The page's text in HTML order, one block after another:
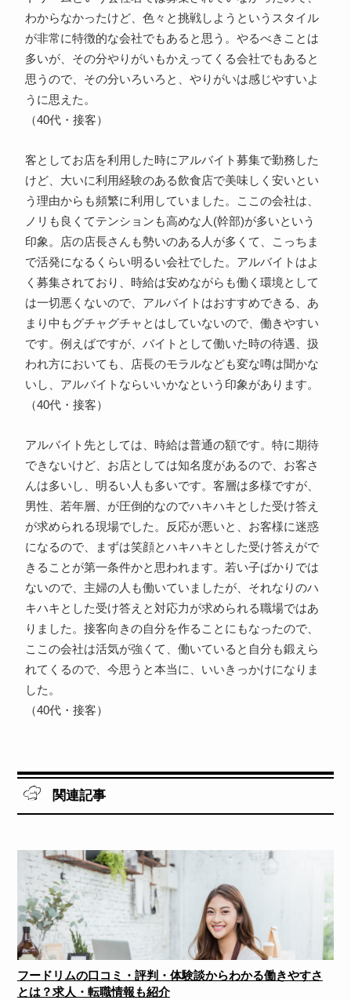
わからなかったけど、色々と挑戦しようというスタイル
が非常に特徴的な会社でもあると思う。やるべきことは
多いが、その分やりがいもかえってくる会社でもあると
思うので、その分いろいろと、やりがいは感じやすいよ
うに思えた。
（40代・接客）
客としてお店を利用した時にアルバイト募集で勤務した
けど、大いに利用経験のある飲食店で美味しく安いとい
う理由からも頻繁に利用していました。ここの会社は、
ノリも良くてテンションも高めな人(幹部)が多いという
印象。店の店長さんも勢いのある人が多くて、こっちま
で活発になるくらい明るい会社でした。アルバイトはよ
く募集されており、時給は安めながらも働く環境として
は一切悪くないので、アルバイトはおすすめできる、あ
まり中もグチャグチャとはしていないので、働きやすい
です。例えばですが、バイトとして働いた時の待遇、扱
われ方においても、店長のモラルなども変な噂は聞かな
いし、アルバイトならいいかなという印象があります。
（40代・接客）
アルバイト先としては、時給は普通の額です。特に期待
できないけど、お店としては知名度があるので、お客さ
んは多いし、明るい人も多いです。客層は多様ですが、
男性、若年層、が圧倒的なのでハキハキとした受け答え
が求められる現場でした。反応が悪いと、お客様に迷惑
になるので、まずは笑顔とハキハキとした受け答えがで
きることが第一条件かと思われます。若い子ばかりでは
ないので、主婦の人も働いていましたが、それなりのハ
キハキとした受け答えと対応力が求められる職場ではあ
りました。接客向きの自分を作ることにもなったので、
ここの会社は活気が強くて、働いていると自分も鍛えら
れてくるので、今思うと本当に、いいきっかけになりま
した。
（40代・接客）
関連記事
フードリムの口コミ・評判・体験談からわかる働きやすさ
とは？求人・転職情報も紹介